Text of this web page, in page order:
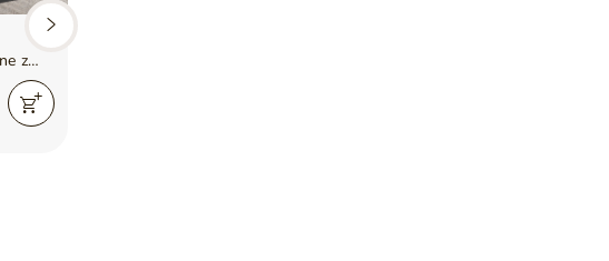
z
na